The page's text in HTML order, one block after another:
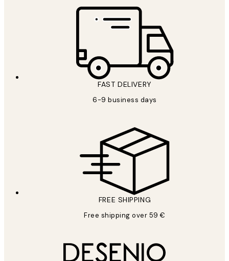
FAST DELIVERY
6-9 business days
FREE SHIPPING
Free shipping over 59 €